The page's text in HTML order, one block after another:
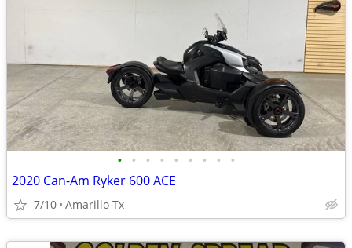
• • • • • • • • •
2020 Can-Am Ryker 600 ACE
7/10 Amarillo Tx